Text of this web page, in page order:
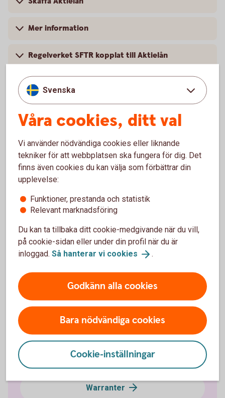
Mer information
Regelverket SFTR kopplat till Aktielån
Frågor och Svar om
SFTR/Transaktionsrapportering
Vanliga frågor och svar
När behöver man låna aktier?
Kan vem som helst göra aktielån?
Investera i värdepapper
Certifikat - Bull & Bear
Warranter
Svenska
Våra cookies, ditt val
Vi använder nödvändiga cookies eller liknande
tekniker för att webbplatsen ska fungera för dig. Det
finns även cookies du kan välja som förbättrar din
upplevelse:
Funktioner, prestanda och statistik
Relevant marknadsföring
Du kan ta tillbaka ditt cookie-medgivande när du vill,
på cookie-sidan eller under din profil när du är
inloggad. Så hanterar vi cookies .
Godkänn alla cookies
Bara nödvändiga cookies
Cookie-inställningar